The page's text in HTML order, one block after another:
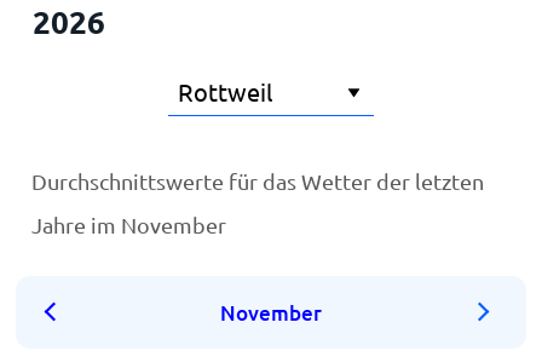
2026
Durchschnittswerte für das Wetter der letzten
Jahre im November
November